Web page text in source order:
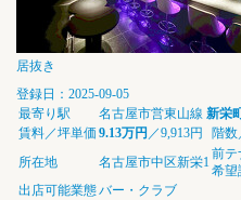
居抜き
登録日：2025-09-05
最寄り駅
名古屋市営東山線 新栄
賃料／坪単価 9.13万円 ／9,913円 階数
所在地
名古屋市中区新栄1
前テ
希望
出店可能業態バー・クラブ